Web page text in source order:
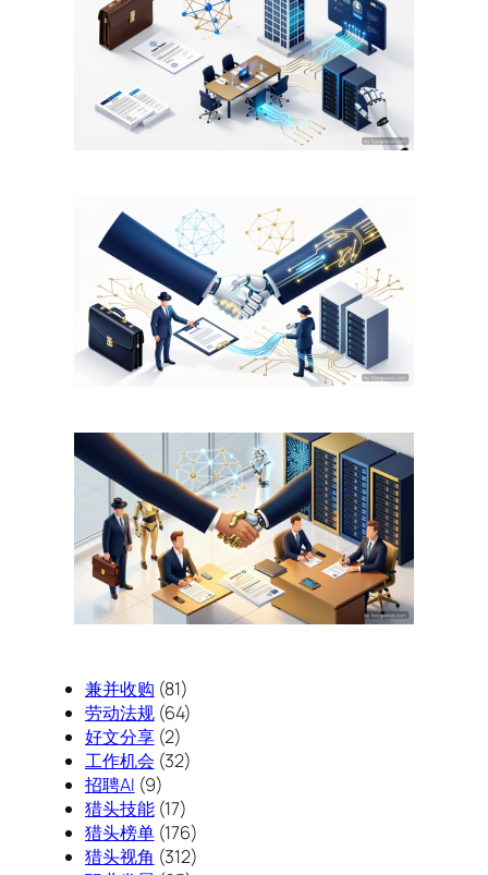
兼并收购 (81)
劳动法规(64)
好文分享(2)
工作机会 (32)
招聘AI (9)
猎头技能(17)
猎头榜单(176)
猎头视角 (312)